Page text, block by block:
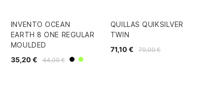
INVENTO OCEAN
EARTH 8 ONE REGULAR
MOULDED
44,00 €
35,20 € Negro
Lima
QUILLAS QUIKSILVER
TWIN
79,00 €
71,10 €